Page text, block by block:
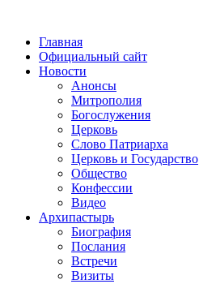
Главная
Официальный сайт
Новости
Анонсы
Митрополия
Богослужения
Церковь
Слово Патриарха
Церковь и Государство
Общество
Конфессии
Видео
Архипастырь
Биография
Послания
Встречи
Визиты